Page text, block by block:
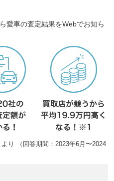
愛車の査定結果をWebでお知ら
り （回答期間：2023年6月〜2024